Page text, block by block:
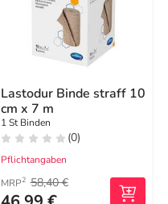
Lastodur Binde straff 10
cm x 7 m
1 St Binden
(0)
Pflichtangaben
MRP2 58,40 €